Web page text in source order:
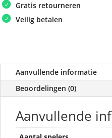
Gratis retourneren
Veilig betalen
Aanvullende informatie
Beoordelingen (0)
Aanvullende